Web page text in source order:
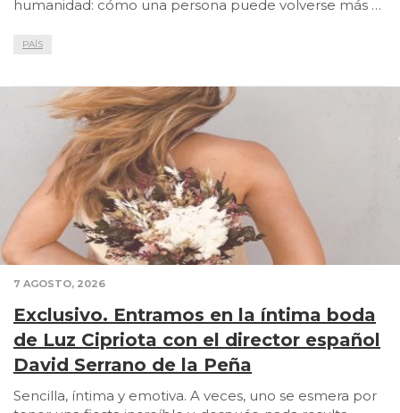
humanidad: cómo una persona puede volverse más …
PAÍS
7 AGOSTO, 2026
Exclusivo. Entramos en la íntima boda
de Luz Cipriota con el director español
David Serrano de la Peña
Sencilla, íntima y emotiva. A veces, uno se esmera por